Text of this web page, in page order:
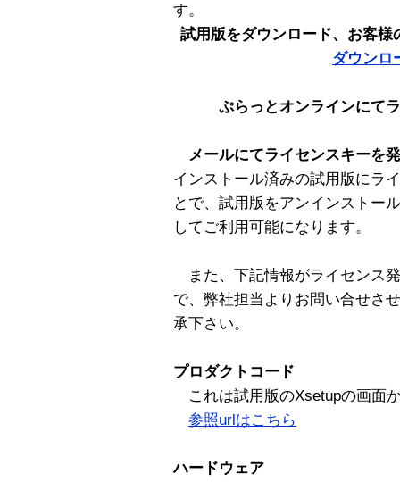
す。
試用版をダウンロード、お客
ダウンロ
ぷらっとオンラインにて
メールにてライセンスキーを
インストール済みの試用版にラ
とで、試用版をアンインストー
してご利用可能になります。
また、下記情報がライセンス
で、弊社担当よりお問い合せさ
承下さい。
プロダクトコード
これは試用版のXsetupの画面
参照urlはこちら
ハードウェア